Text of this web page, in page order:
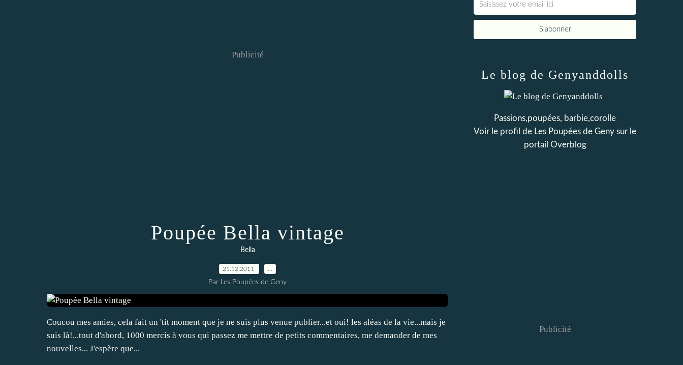
Publicité
Poupée Bella vintage
Bella
21.12.2011
Par Les Poupées de Geny
Coucou mes amies, cela fait un 'tit moment que je ne suis plus venue publier...et oui! les aléas de la vie...mais je
suis là!...tout d'abord, 1000 mercis à vous qui passez me mettre de petits commentaires, me demander de mes
nouvelles... J'espère que...
Le blog de Genyanddolls
Passions,poupées, barbie,corolle
Voir le profil de Les Poupées de Geny sur le
portail Overblog
Publicité